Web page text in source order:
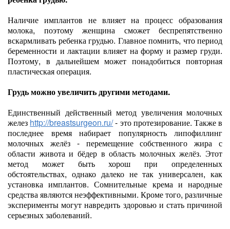
Наличие имплантов не влияет на процесс образования
молока, поэтому женщина сможет беспрепятственно
вскармливать ребенка грудью. Главное помнить, что период
беременности и лактации влияет на форму и размер груди.
Поэтому, в дальнейшем может понадобиться повторная
пластическая операция.
Грудь можно увеличить другими методами.
Единственный действенный метод увеличения молочных
желез http://breastsurgeon.ru/- это протезирование. Также в
последнее время набирает популярность липофиллинг
молочных желёз - перемещение собственного жира с
области живота и бёдер в область молочных желёз. Этот
метод может быть хорош при определенных
обстоятельствах, однако далеко не так универсален, как
установка имплантов. Сомнительные крема и народные
средства являются неэффективными. Кроме того, различные
эксперименты могут навредить здоровью и стать причиной
серьезных заболеваний.